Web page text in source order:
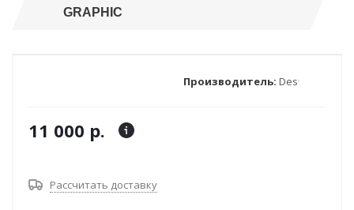
GRAPHIC
Производитель: Desment
11 000 р.
Рассчитать доставку